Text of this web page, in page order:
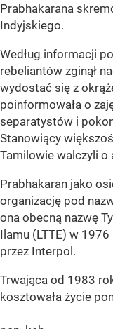
Prabhakarana
Indyjskiego.
Według informacji
rebeliantów zginął
wydostać się z
poinformowała o
separatystów i
Stanowiący
Tamilowie walczyli o
Prabhakaran jako
organizację pod
ona obecną nazwę
Ilamu (LTTE) w
przez Interpol.
Trwająca od 1983
kosztowała życie